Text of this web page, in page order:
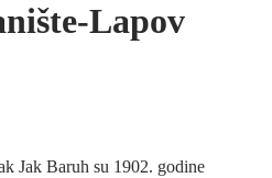
Lapov
Jak Baruh su 1902. godine